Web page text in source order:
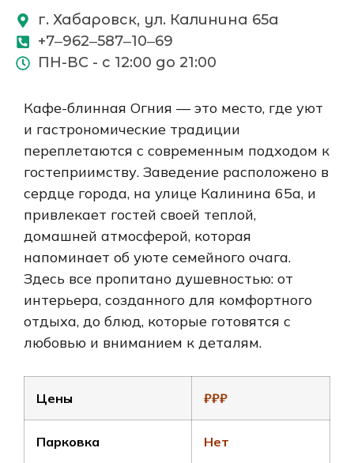
г. Хабаровск, ул. Калинина 65а
+7‒962‒587‒10‒69
ПН-ВС - с 12:00 до 21:00
Кафе-блинная Огния — это место, где уют
и гастрономические традиции
переплетаются с современным подходом к
гостеприимству. Заведение расположено в
сердце города, на улице Калинина 65а, и
привлекает гостей своей теплой,
домашней атмосферой, которая
напоминает об уюте семейного очага.
Здесь все пропитано душевностью: от
интерьера, созданного для комфортного
отдыха, до блюд, которые готовятся с
любовью и вниманием к деталям.
Цены ₽₽₽
Парковка Нет